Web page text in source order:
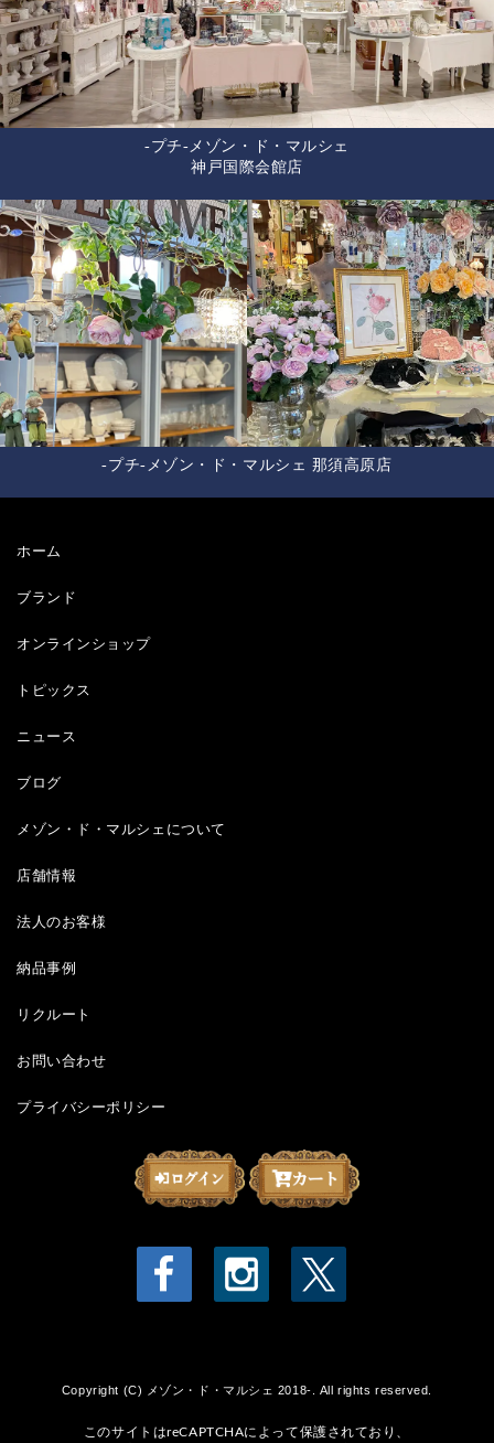
-プチ-メゾン・ド・マルシェ
神戸国際会館店
-プチ-メゾン・ド・マルシェ 那須高原店
ホーム
ブランド
オンラインショップ
トピックス
ニュース
ブログ
メゾン・ド・マルシェについて
店舗情報
法人のお客様
納品事例
リクルート
お問い合わせ
プライバシーポリシー
Copyright (C) メゾン・ド・マルシェ 2018-. All rights reserved.
このサイトはreCAPTCHAによって保護されており、